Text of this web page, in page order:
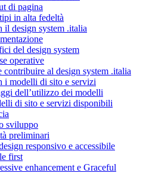
di pagina
in alta fedeltà
il design system .italia
del design system
operative
contribuire al design system .italia
i modelli di sito e servizi
dell’utilizzo dei modelli
di sito e servizi disponibili
sviluppo
preliminari
responsivo e accessibile
first
enhancement e Graceful